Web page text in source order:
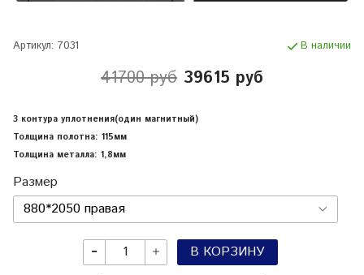
Артикул: 7031 В наличии
41700 руб 39615 руб
3 контура уплотнения(один магнитный)
Толщина полотна: 115мм
Толщина металла: 1,8мм
Размер
В КОРЗИНУ